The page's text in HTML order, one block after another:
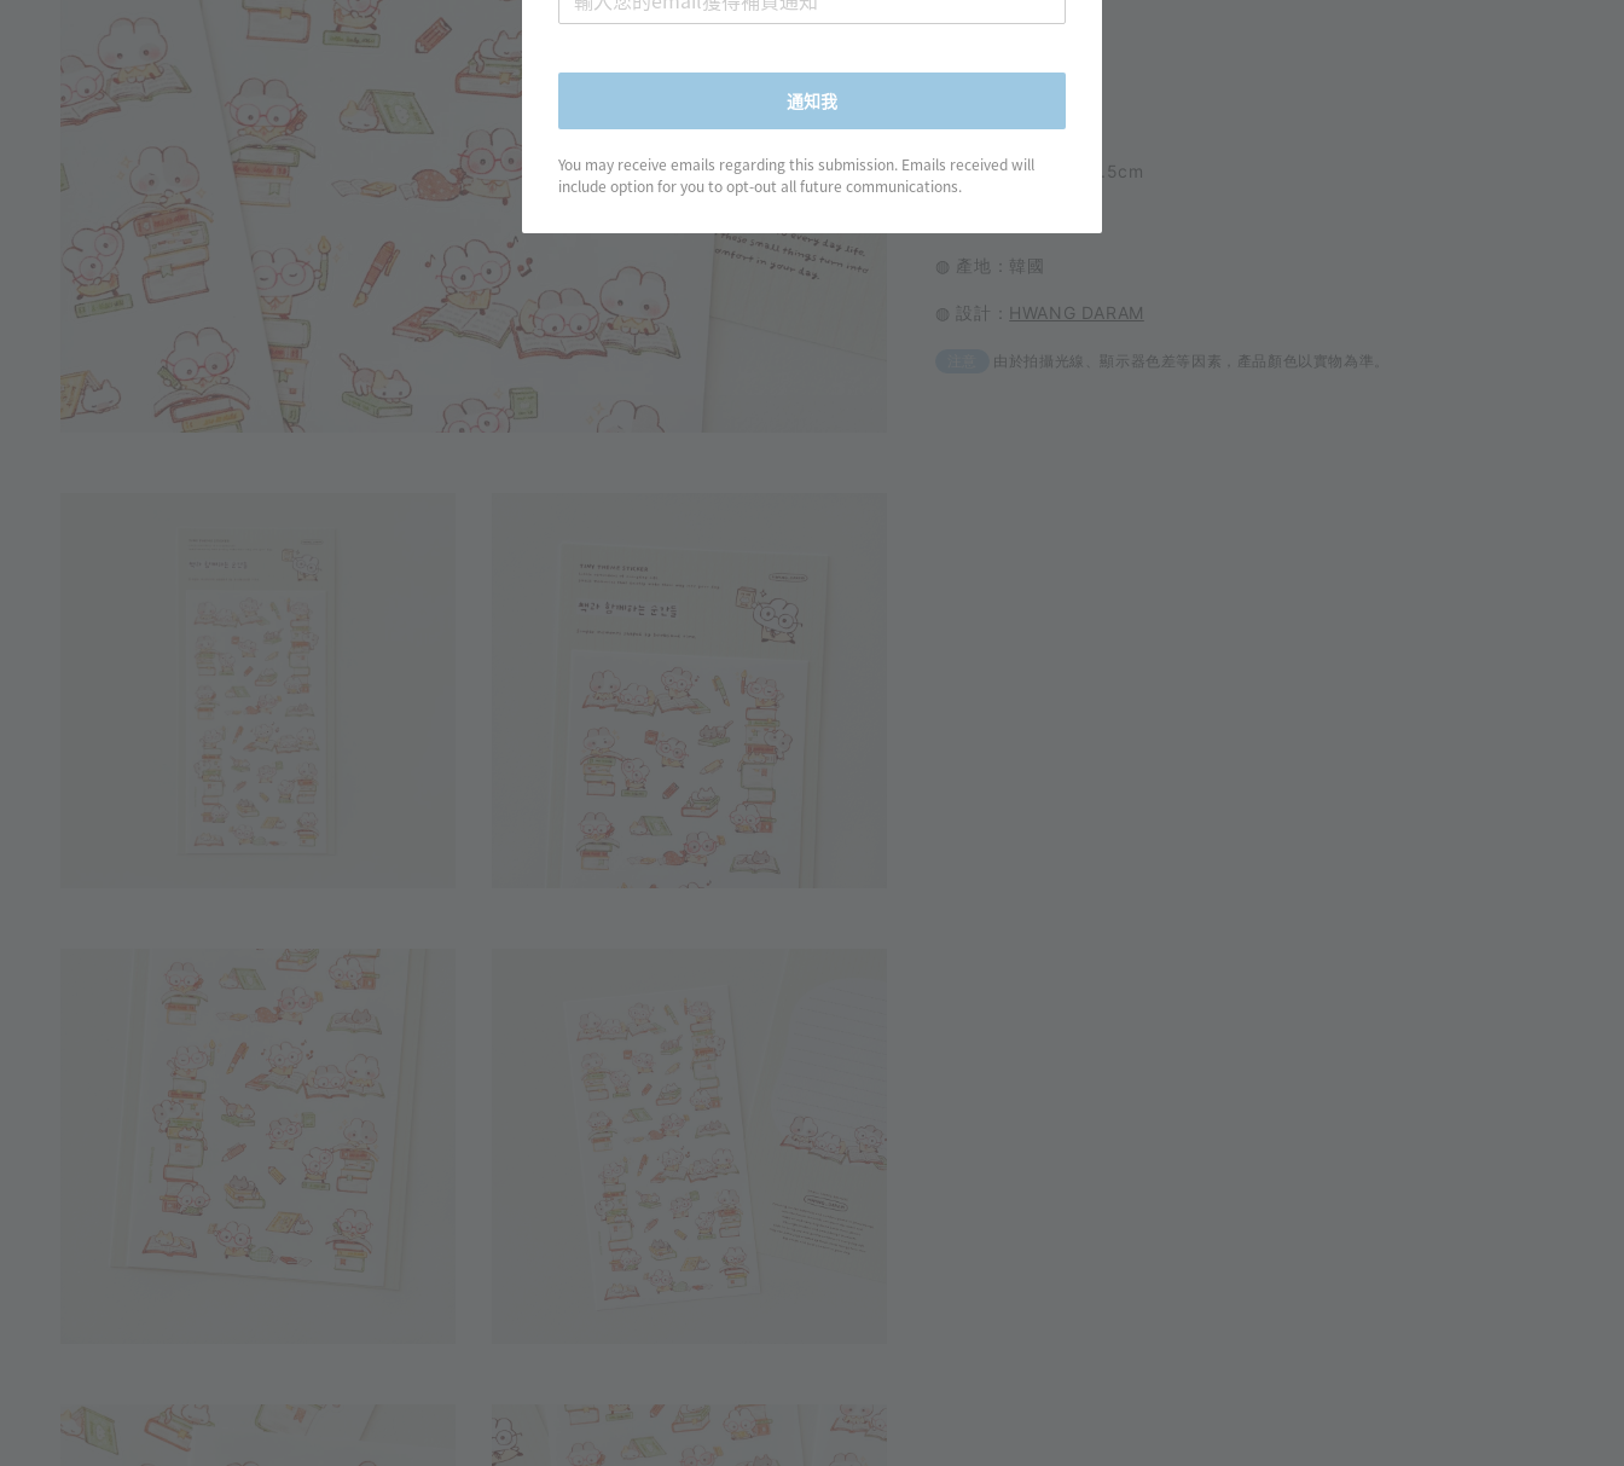
分享
◍ 規格：7.7cm x 14.5cm
◍ 產地：韓國
◍ 設計： HWANG DARAM
由於拍攝光線、顯示器色差等因素，產品顏色以實物為準。
通知我
You may receive emails regarding this submission. Emails received will
include option for you to opt-out all future communications.